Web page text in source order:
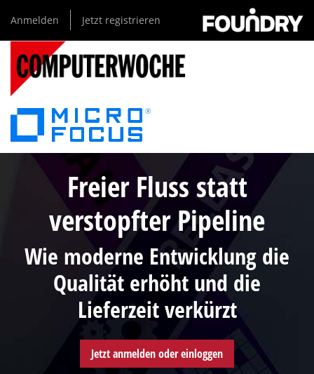
zum
Inhalt
Anmelden Jetzt registrieren
Freier Fluss statt
verstopfter Pipeline
Wie moderne Entwicklung die
Qualität erhöht und die
Lieferzeit verkürzt
Jetzt anmelden oder einloggen